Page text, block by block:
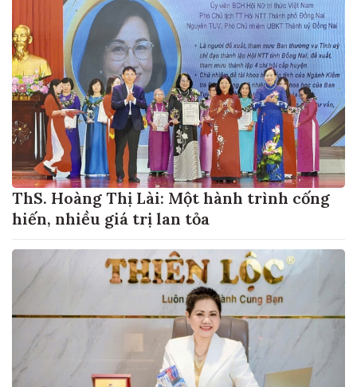
ThS. Hoàng Thị Lài: Một hành trình cống
hiến, nhiều giá trị lan tỏa